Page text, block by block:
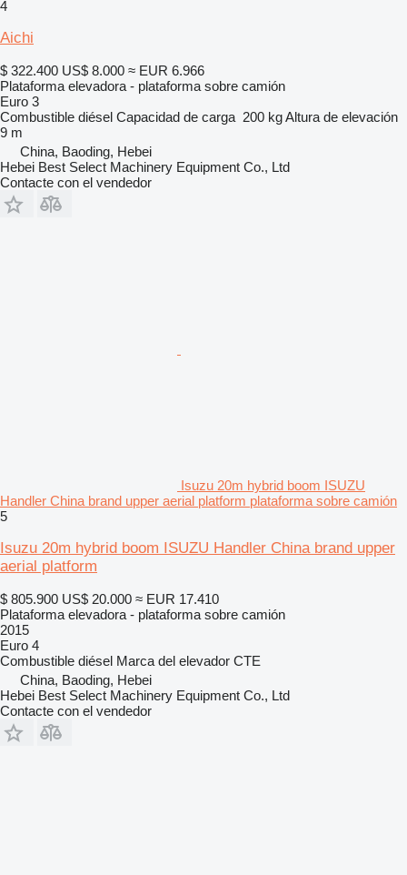
4
Aichi
$ 322.400 US$ 8.000 ≈ EUR 6.966
Plataforma elevadora - plataforma sobre camión
Euro 3
Combustible diésel Capacidad de carga 200 kgAltura de elevación
9 m
China, Baoding, Hebei
Hebei Best Select Machinery Equipment Co., Ltd
Contacte con el vendedor
Isuzu 20m hybrid boom ISUZU
Handler China brand upper aerial platform plataforma sobre camión
5
Isuzu 20m hybrid boom ISUZU Handler China brand upper
aerial platform
$ 805.900 US$ 20.000 ≈ EUR 17.410
Plataforma elevadora - plataforma sobre camión
2015
Euro 4
Combustible diésel Marca del elevador CTE
China, Baoding, Hebei
Hebei Best Select Machinery Equipment Co., Ltd
Contacte con el vendedor